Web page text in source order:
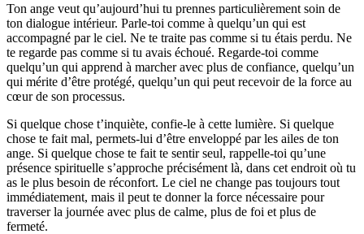
Ton ange veut qu’aujourd’hui tu prennes particulièrement soin de
ton dialogue intérieur. Parle-toi comme à quelqu’un qui est
accompagné par le ciel. Ne te traite pas comme si tu étais perdu. Ne
te regarde pas comme si tu avais échoué. Regarde-toi comme
quelqu’un qui apprend à marcher avec plus de confiance, quelqu’un
qui mérite d’être protégé, quelqu’un qui peut recevoir de la force au
cœur de son processus.
Si quelque chose t’inquiète, confie-le à cette lumière. Si quelque
chose te fait mal, permets-lui d’être enveloppé par les ailes de ton
ange. Si quelque chose te fait te sentir seul, rappelle-toi qu’une
présence spirituelle s’approche précisément là, dans cet endroit où tu
as le plus besoin de réconfort. Le ciel ne change pas toujours tout
immédiatement, mais il peut te donner la force nécessaire pour
traverser la journée avec plus de calme, plus de foi et plus de
fermeté.